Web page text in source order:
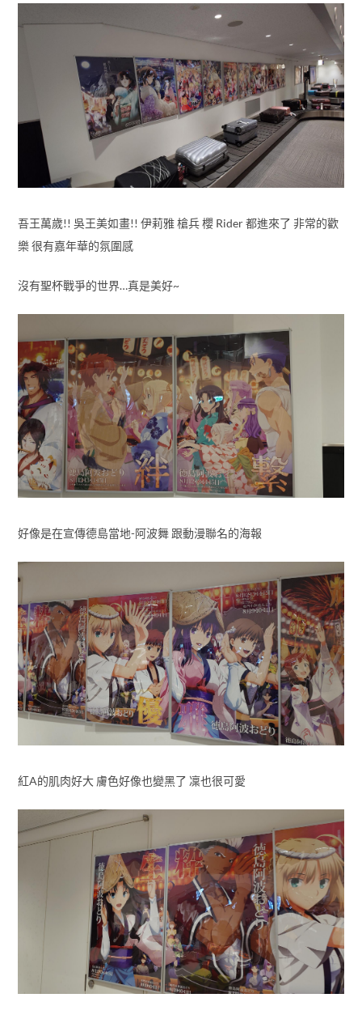
吾王萬歲!! 吳王美如畫!! 伊莉雅 槍兵 櫻 Rider 都進來了 非常的歡
樂 很有嘉年華的氛圍感
沒有聖杯戰爭的世界…真是美好~
好像是在宣傳德島當地-阿波舞 跟動漫聯名的海報
紅A的肌肉好大 膚色好像也變黑了 凜也很可愛